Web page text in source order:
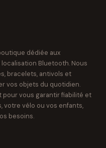
dédiée aux
Bluetooth. Nous
bracelets, antivols et
vos objets du quotidien.
vous garantir fiabilité et
votre vélo ou vos enfants,
besoins.